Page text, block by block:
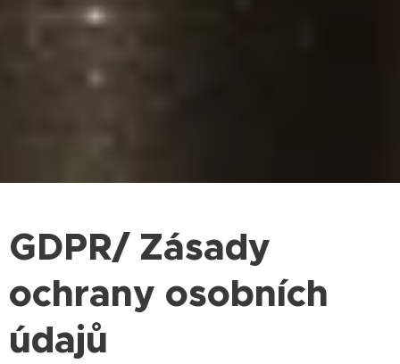
GDPR/ Zásady
ochrany osobních
údajů